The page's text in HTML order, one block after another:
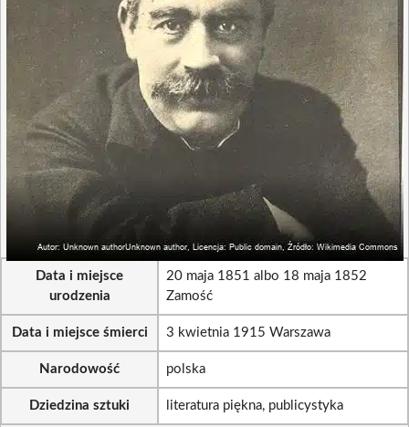
Data i miejsce
urodzenia
20 maja 1851 albo 18 maja 1852
Zamość
Data i miejsce śmierci 3 kwietnia 1915 Warszawa
Narodowość polska
Dziedzina sztuki literatura piękna, publicystyka